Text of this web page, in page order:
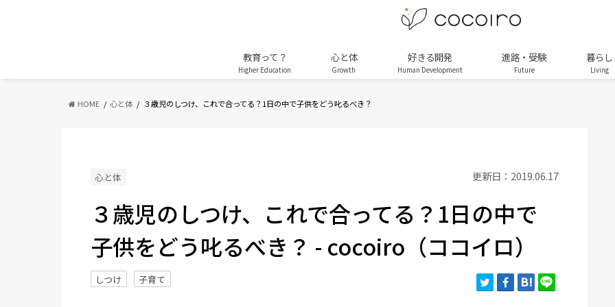
教育って？
Higher Education
心と体
Growth
好きる開発
Human Development
進路・受験
Future
暮らし
Living
HOME 心と体 ３歳児のしつけ、これで合ってる？1日の中で子供をどう叱るべき？
心と体 更新日：2019.06.17
３歳児のしつけ、これで合ってる？1日の中で
子供をどう叱るべき？ - cocoiro（ココイロ）
しつけ 子育て